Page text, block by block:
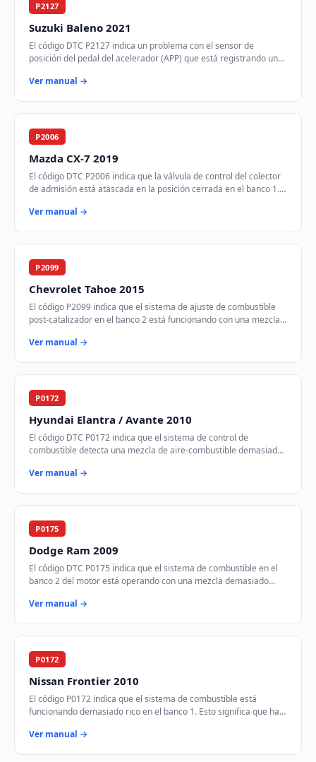
P2127
Suzuki Baleno 2021
El código DTC P2127 indica un problema con el sensor de
posición del pedal del acelerador (APP) que está registrando un
Ver manual →
P2006
Mazda CX-7 2019
El código DTC P2006 indica que la válvula de control del colector
de admisión está atascada en la posición cerrada en el banco 1.
Ver manual →
P2099
Chevrolet Tahoe 2015
El código P2099 indica que el sistema de ajuste de combustible
post-catalizador en el banco 2 está funcionando con una mezcla
Ver manual →
P0172
Hyundai Elantra / Avante 2010
El código DTC P0172 indica que el sistema de control de
combustible detecta una mezcla de aire-combustible demasiado
Ver manual →
P0175
Dodge Ram 2009
El código DTC P0175 indica que el sistema de combustible en el
banco 2 del motor está operando con una mezcla demasiado
Ver manual →
P0172
Nissan Frontier 2010
El código P0172 indica que el sistema de combustible está
funcionando demasiado rico en el banco 1. Esto significa que hay
Ver manual →